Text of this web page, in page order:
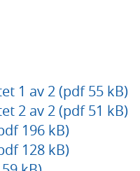
1 av 2 (pdf 55 kB)
2 av 2 (pdf 51 kB)
196 kB)
128 kB)